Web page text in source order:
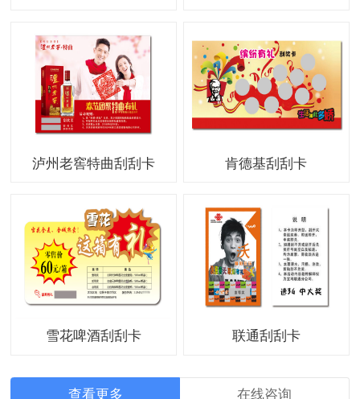
泸州老窖特曲刮刮卡 肯德基刮刮卡
雪花啤酒刮刮卡 联通刮刮卡
查看更多 在线咨询